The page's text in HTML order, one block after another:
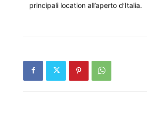
principali location all’aperto d’Italia.